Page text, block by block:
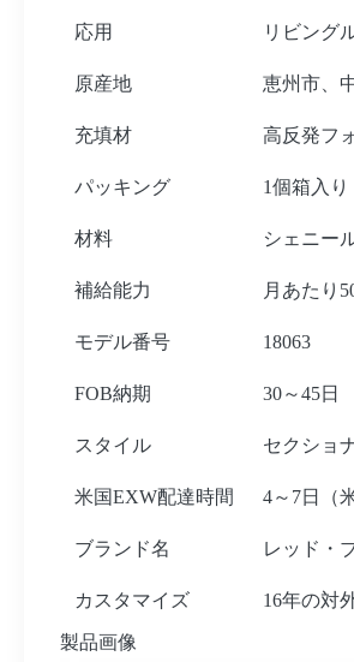
応用 リビング
原産地 恵州市、
充填材 高反発フ
パッキング 1個箱入り
材料 シェニー
補給能力 月あたり
モデル番号 18063
FOB納期 30～45日
スタイル セクショ
米国EXW配達時間 4～7日（
ブランド名 レッド・
カスタマイズ 16年の対
製品画像